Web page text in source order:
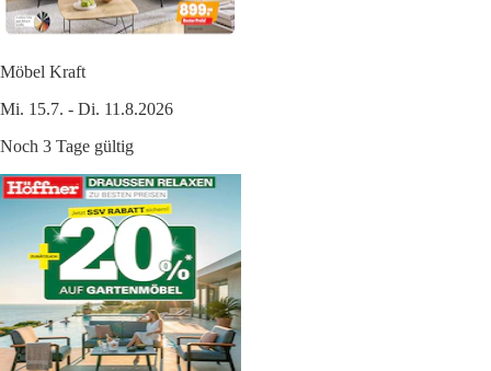
Möbel Kraft
Mi. 15.7. - Di. 11.8.2026
Noch 3 Tage gültig